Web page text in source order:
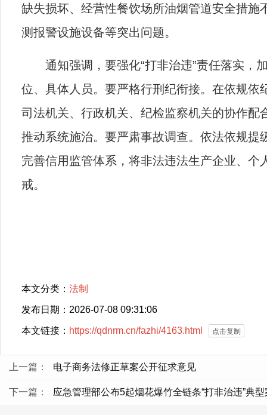
缺失损坏、经营性餐饮场所油烟管道安全措
测报警设施设备等突出问题。
通知强调，要强化“打非治违”责任落实，
位、具体人员。要严格行刑纪衔接。在依规依
司法机关、行政机关、纪检监察机关的协作
推动系统施治。要严肃事故调查。依法依规
完善信用监管体系，将非法违法生产企业、
戒。
本文分类： 法制
发布日期：2026-07-08 09:31:06
本文链接： https://qdnrm.cn/fazhi/4163.html 点击复制
上一篇： 电子商务法修正草案公开征求意见
下一篇： 应急管理部公布5起烟花爆竹全链条“打非治违”典型